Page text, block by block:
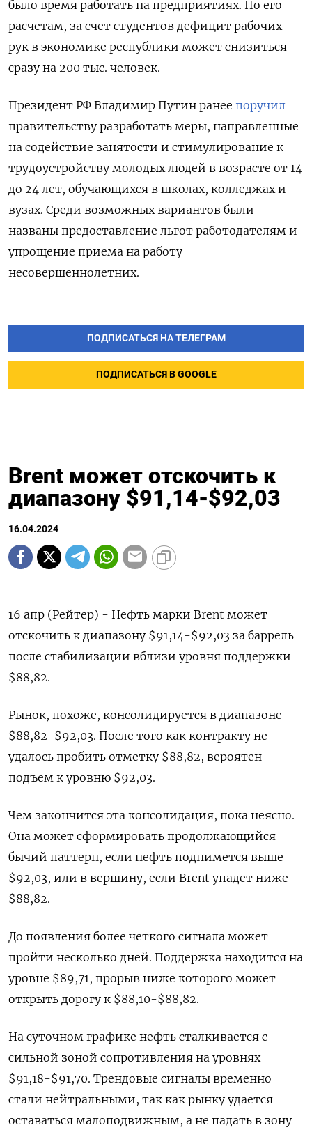
было время работать на предприятиях. По его
расчетам, за счет студентов дефицит рабочих
рук в экономике республики может снизиться
сразу на 200 тыс. человек.
Президент РФ Владимир Путин ранее поручил
правительству разработать меры, направленные
на содействие занятости и стимулирование к
трудоустройству молодых людей в возрасте от 14
до 24 лет, обучающихся в школах, колледжах и
вузах. Среди возможных вариантов были
названы предоставление льгот работодателям и
упрощение приема на работу
несовершеннолетних.
ПОДПИСАТЬСЯ НА ТЕЛЕГРАМ
ПОДПИСАТЬСЯ В GOOGLE
Brent может отскочить к
диапазону $91,14-$92,03
16.04.2024
16 апр (Рейтер) - Нефть марки Brent может
отскочить к диапазону $91,14-$92,03 за баррель
после стабилизации вблизи уровня поддержки
$88,82.
Рынок, похоже, консолидируется в диапазоне
$88,82-$92,03. После того как контракту не
удалось пробить отметку $88,82, вероятен
подъем к уровню $92,03.
Чем закончится эта консолидация, пока неясно.
Она может сформировать продолжающийся
бычий паттерн, если нефть поднимется выше
$92,03, или в вершину, если Brent упадет ниже
$88,82.
До появления более четкого сигнала может
пройти несколько дней. Поддержка находится на
уровне $89,71, прорыв ниже которого может
открыть дорогу к $88,10-$88,82.
На суточном графике нефть сталкивается с
сильной зоной сопротивления на уровнях
$91,18-$91,70. Трендовые сигналы временно
стали нейтральными, так как рынку удается
оставаться малоподвижным, а не падать в зону